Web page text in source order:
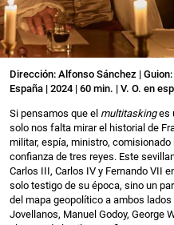
Dirección: Alfonso Sánchez |
España | 2024 | 60 min. | V. O. en
Si pensamos que el multitaskinges
solo nos falta mirar el historial de
militar, espía, ministro,
confianza de tres reyes. Este
Carlos III, Carlos IV y Fernando VII
solo testigo de su época, sino un
del mapa geopolítico a ambos
Jovellanos, Manuel Godoy, George